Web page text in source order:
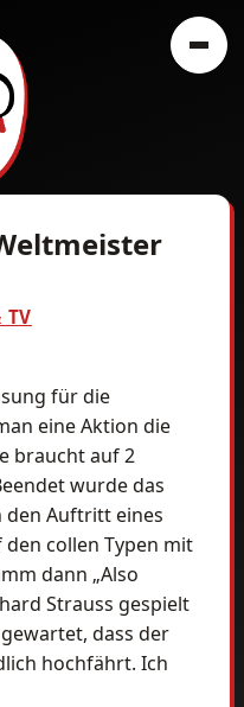
TV
für die
eine Aktion die
braucht auf 2
wurde das
den Auftritt eines
collen Typen mit
dann „Also
Strauss gespielt
dass der
hochfährt. Ich